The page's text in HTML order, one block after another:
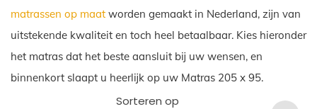
matrassen op maat worden gemaakt in Nederland, zijn van
uitstekende kwaliteit en toch heel betaalbaar. Kies hieronder
het matras dat het beste aansluit bij uw wensen, en
binnenkort slaapt u heerlijk op uw Matras 205 x 95.
Sorteren op